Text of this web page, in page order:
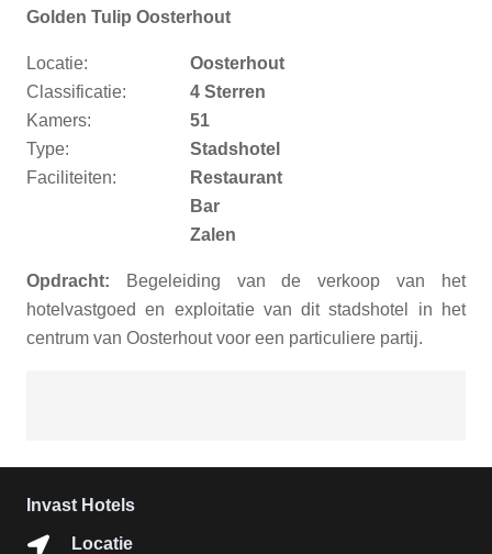
Golden Tulip Oosterhout
Locatie:
Oosterhout
Classificatie:
4 Sterren
Kamers:
51
Type:
Stadshotel
Faciliteiten:
Restaurant
Bar
Zalen
Opdracht: Begeleiding van de verkoop van het
hotelvastgoed en exploitatie van dit stadshotel in het
centrum van Oosterhout voor een particuliere partij.
Invast Hotels
Locatie